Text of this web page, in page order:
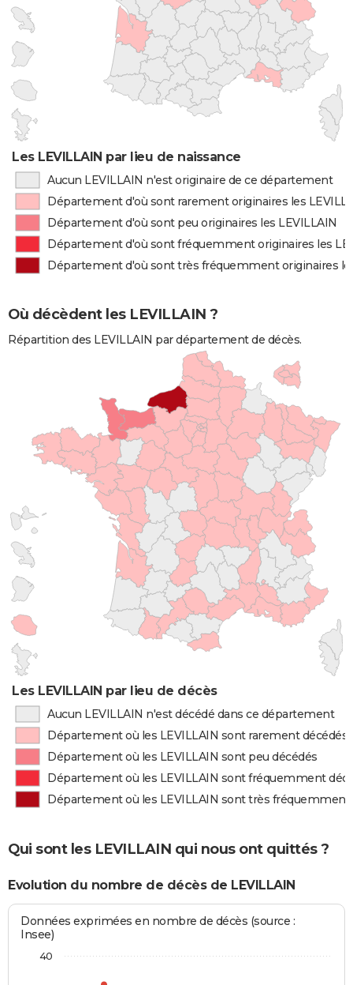
Les LEVILLAIN par lieu de naissance
Aucun LEVILLAIN n'est originaire de ce département
Département d'où sont rarement originaires les
Département d'où sont peu originaires les LEVILLAIN
Département d'où sont fréquemment originaires les
Département d'où sont très fréquemment originaires
Où décèdent les LEVILLAIN ?
Répartition des LEVILLAIN par département de décès.
Les LEVILLAIN par lieu de décès
Aucun LEVILLAIN n'est décédé dans ce département
Département où les LEVILLAIN sont rarement décédés
Département où les LEVILLAIN sont peu décédés
Département où les LEVILLAIN sont fréquemment
Département où les LEVILLAIN sont très fréquemment
Qui sont les LEVILLAIN qui nous ont quittés ?
Evolution du nombre de décès de LEVILLAIN
Données exprimées en nombre de décès (source :
Insee)
40